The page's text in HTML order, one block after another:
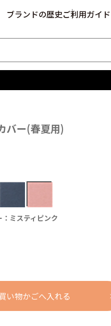
ブランドの歴史ご利用ガイド
バー(春夏用)
ミスティピンク
買い物かごへ入れる